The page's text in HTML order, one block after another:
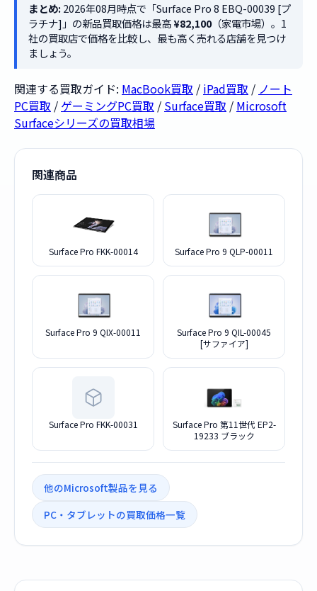
まとめ:2026年08月時点で「Surface Pro 8 EBQ-00039 [プ
ラチナ]」の新品買取価格は最高¥82,100（家電市場）。1
社の買取店で価格を比較し、最も高く売れる店舗を見つけ
ましょう。
関連する買取ガイド: MacBook買取 / iPad買取 / ノート
PC買取 / ゲーミングPC買取 / Surface買取 / Microsoft
Surfaceシリーズの買取相場
関連商品
Surface Pro FKK-00014 Surface Pro 9 QLP-00011
Surface Pro 9 QIX-00011
Surface Pro 9 QIL-00045
[サファイア]
Surface Pro FKK-00031
Surface Pro 第11世代 EP2-
19233 ブラック
他のMicrosoft製品を見る
PC・タブレットの買取価格一覧